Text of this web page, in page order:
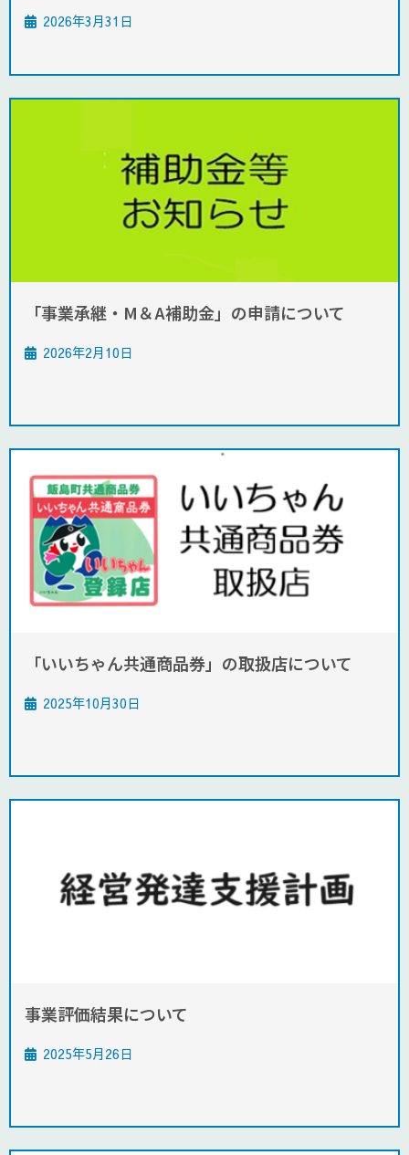
2026年3月31日
「事業承継・M＆A補助金」の申請について
2026年2月10日
「いいちゃん共通商品券」の取扱店について
2025年10月30日
事業評価結果について
2025年5月26日